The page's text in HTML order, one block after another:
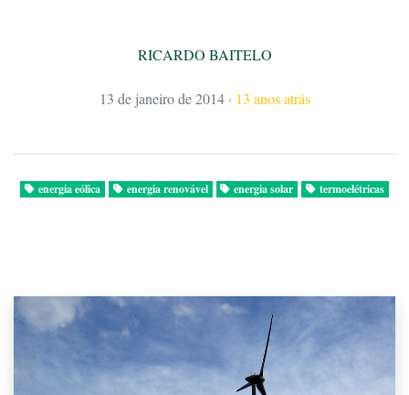
RICARDO BAITELO
13 de janeiro de 2014 · 13 anos atrás
energia eólica energia renovável energia solar termoelétricas